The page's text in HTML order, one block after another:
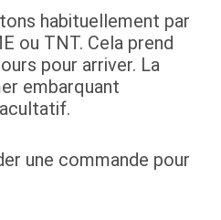
habituellement par
ou TNT. Cela prend
pour arriver. La
embarquant
une commande pour